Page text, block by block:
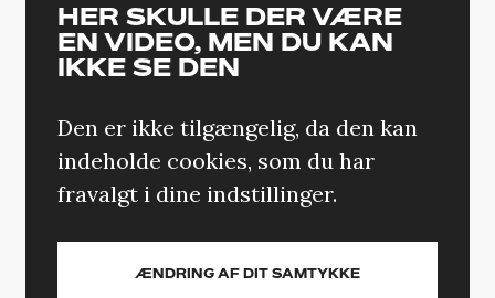
HER SKULLE DER VÆRE
EN VIDEO, MEN DU KAN
IKKE SE DEN
Den er ikke tilgængelig, da den kan
indeholde cookies, som du har
fravalgt i dine indstillinger.
ÆNDRING AF DIT SAMTYKKE